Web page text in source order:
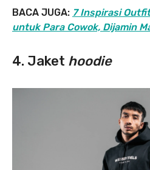
BACA JUGA: 7 Inspirasi
untuk Para Cowok, Dijamin
4. Jaket hoodie